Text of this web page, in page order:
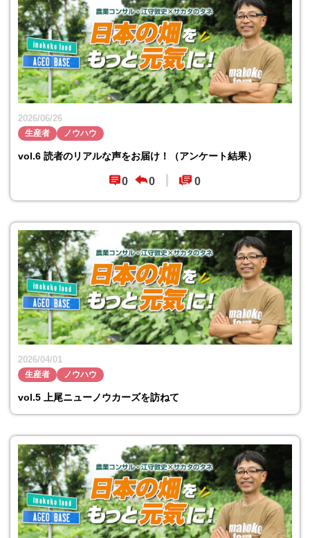
生産者 ノウハウ
2026/06/26
vol.6 読者のリアルな声をお届け！（アンケート結果）
0 0 0
生産者 ノウハウ
2026/04/01
vol.5 上尾ニューノウカーズを訪ねて